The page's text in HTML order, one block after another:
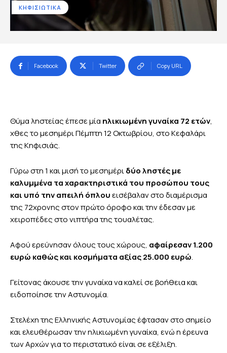
ΚΗΦΙΣΙΩΤΙΚΑ
Facebook Twitter Copy URL
Θύμα ληστείας έπεσε μία ηλικιωμένη γυναίκα 72 ετών,
χθες το μεσημέρι Πέμπτη 12 Οκτωβρίου, στο Κεφαλάρι
της Κηφισιάς.
Γύρω στη 1 και μισή το μεσημέριδύο ληστές με
καλυμμένα τα χαρακτηριστικά του προσώπου τους
και υπό την απειλή όπλουεισέβαλαν στο διαμέρισμα
της 72χρονης στον πρώτο όροφο και την έδεσαν με
χειροπέδες στο νιπτήρα της τουαλέτας.
Αφού ερεύνησαν όλους τους χώρους, αφαίρεσαν 1.200
ευρώ καθώς και κοσμήματα αξίας25.000 ευρώ.
Γείτονας άκουσε την γυναίκα να καλεί σε βοήθεια και
ειδοποίησε την Αστυνομία.
Στελέχη της Ελληνικής Αστυνομίας έφτασαν στο σημείο
και ελευθέρωσαν την ηλικιωμένη γυναίκα, ενώ η έρευνα
των Αρχών για το περιστατικό είναι σε εξέλιξη.